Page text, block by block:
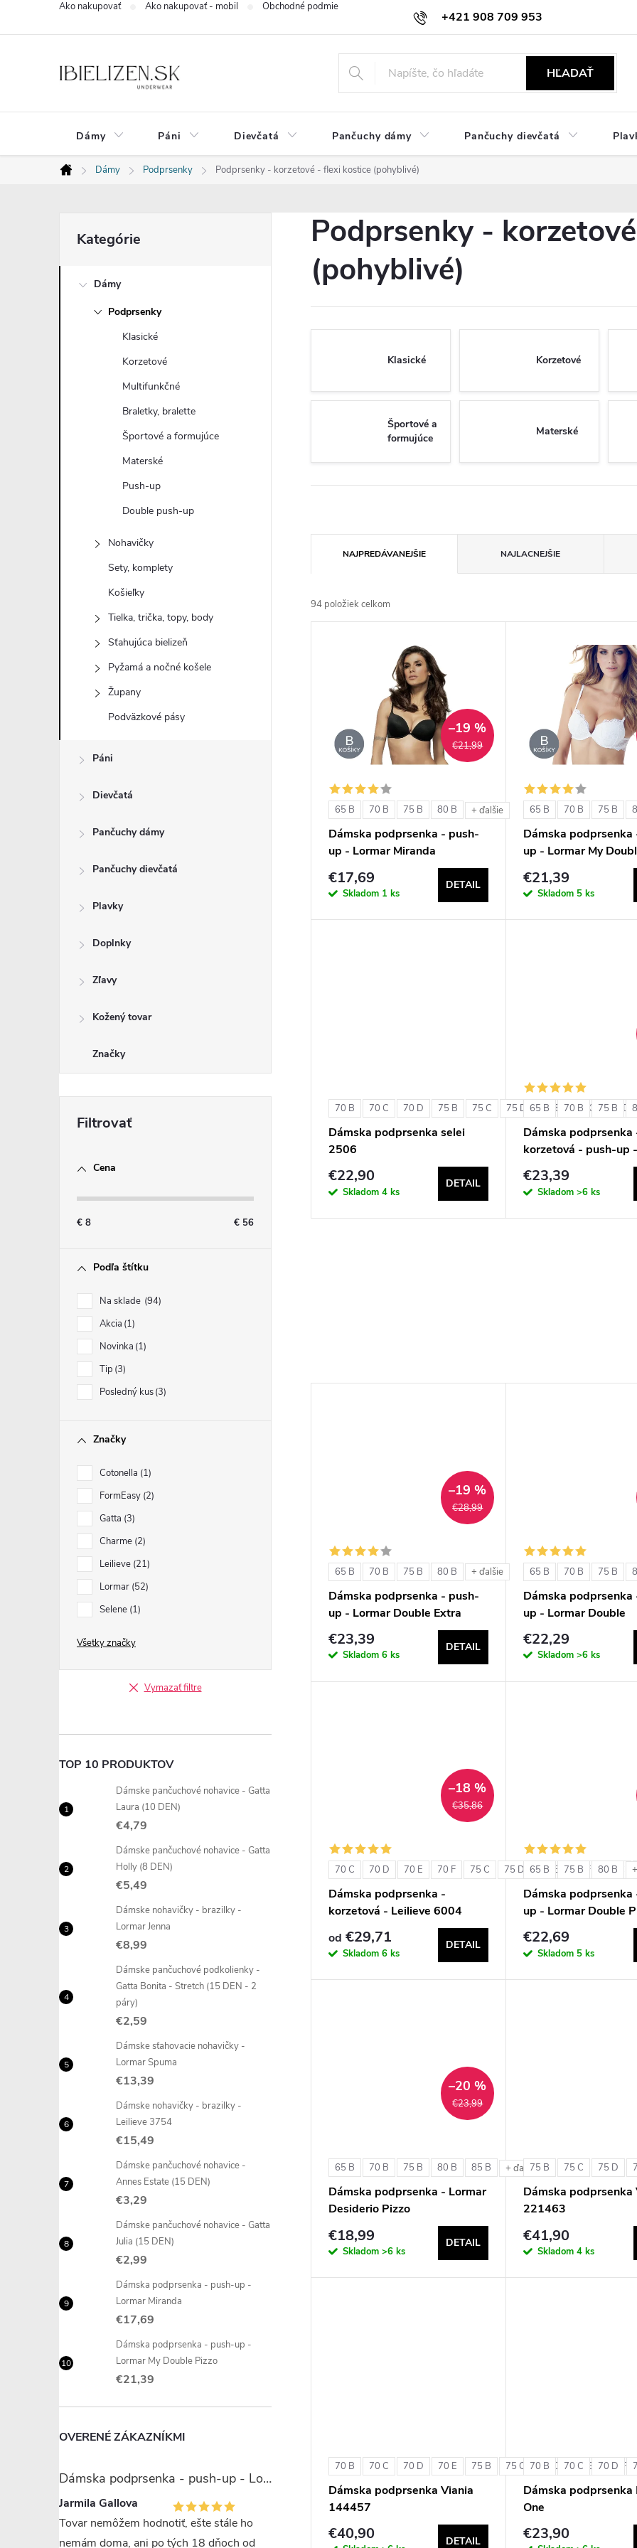
+421 908 709 953
objednavky@ibielizen.sk
Ako nakupovať Ako nakupovať - mobil Obchodné podmienky
HĽADAŤ
Dámy Páni Dievčatá Pančuchy dámy Pančuchy dievčatá
Domov
Dámy Podprsenky Podprsenky - korzetové - flexi kostice (pohyblivé)
o
kategórie
Kategórie
Dámy
Podprsenky
Klasické
Korzetové
Multifunkčné
Braletky, bralette
Športové a formujúce
Materské
Push-up
Double push-up
Nohavičky
Sety, komplety
Košieľky
Tielka, trička, topy, body
Sťahujúca bielizeň
Pyžamá a nočné košele
Župany
Podväzkové pásy
Páni
Dievčatá
Pančuchy dámy
Pančuchy dievčatá
Plavky
Doplnky
Zľavy
Kožený tovar
Značky
Cena
€ 8 € 56
Podľa štítku
Na sklade 94
Akcia 1
Novinka 1
Tip 3
Posledný kus 3
Značky
Cotonella 1
FormEasy 2
Gatta 3
Charme 2
Leilieve 21
Lormar 52
Selene 1
Všetky značky
Vymazať filtre
TOP 10 PRODUKTOV
Dámske pančuchové nohavice - Gatta
Laura (10 DEN)
€4,79
Dámske pančuchové nohavice - Gatta
Holly (8 DEN)
€5,49
Dámske nohavičky - brazilky -
Lormar Jenna
€8,99
Dámske pančuchové podkolienky -
Gatta Bonita - Stretch (15 DEN - 2
páry)
€2,59
Dámske sťahovacie nohavičky -
Lormar Spuma
€13,39
Dámske nohavičky - brazilky -
Leilieve 3754
€15,49
Dámske pančuchové nohavice -
Annes Estate (15 DEN)
€3,29
Dámske pančuchové nohavice - Gatta
Julia (15 DEN)
€2,99
Dámska podprsenka - push-up -
Lormar Miranda
€17,69
Dámska podprsenka - push-up -
Lormar My Double Pizzo
€21,39
OVERENÉ ZÁKAZNÍKMI
Dámska podprsenka - push-up - Lormar Miranda
Jarmila Gallova
Tovar nemôžem hodnotiť, ešte stále ho
nemám doma, ani po tých 18 dňoch od
Podprsenky -
(pohyblivé)
Klasické Korzetové
Športové a
formujúce
Materské
a
d
NAJPREDÁVANEJŠIE NAJLACNEJŠIE
94 položiek celkom
d
€21,99
–19 %
65 B 70 B 75 B 80 B + ďalšie
Dámska podprsenka - push-
up - Lormar Miranda
€17,69
Skladom 1 ks
DETAIL
65 B 70 B 75 B
Dámska podprsenka
up - Lormar My
€21,39
Skladom 5 ks
70 B 70 C 70 D 75 B 75 C 75 D 80 B 80 C 80 D
Dámska podprsenka selei
2506
€22,90
Skladom 4 ks
DETAIL
65 B 70 B 75 B
Dámska podprsenka
korzetová - push-up
Double Extra Pizzo
€23,39
Skladom>6 ks
€28,99
–19 %
65 B 70 B 75 B 80 B + ďalšie
Dámska podprsenka - push-
up - Lormar Double Extra
€23,39
Skladom 6 ks
DETAIL
65 B 70 B 75 B
Dámska podprsenka
up - Lormar Double
€22,29
Skladom>6 ks
€35,86
–18 %
70 C 70 D 70 E 70 F 75 C 75 D 75 E 75 F 80 C
Dámska podprsenka -
korzetová - Leilieve 6004
od €29,71
Skladom 6 ks
DETAIL
65 B 75 B 80 B
Dámska podprsenka
up - Lormar Double
€22,69
Skladom 5 ks
€23,99
–20 %
65 B 70 B 75 B 80 B 85 B + ďalšie
Dámska podprsenka - Lormar
Desiderio Pizzo
€18,99
Skladom >6 ks
DETAIL
75 B 75 C 75 D
Dámska podprsenka
221463
€41,90
Skladom4 ks
70 B 70 C 70 D 70 E 75 B 75 C 75 D 75 E 75 F
Dámska podprsenka Viania
144457
€40,90 DETAIL
70 B 70 C 70 D
Dámska podprsenka
One
€23,90